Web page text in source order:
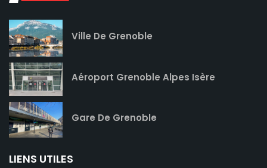
Ville De Grenoble
Aéroport Grenoble Alpes Isère
Gare De Grenoble
LIENS UTILES